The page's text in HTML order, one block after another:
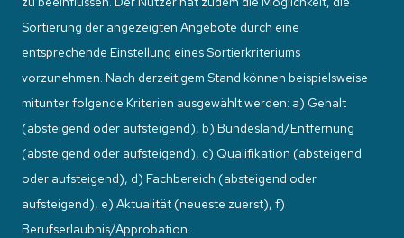
Sortierung der angezeigten Angebote durch eine
entsprechende Einstellung eines Sortierkriteriums
vorzunehmen. Nach derzeitigem Stand können beispielsweise
mitunter folgende Kriterien ausgewählt werden: a) Gehalt
(absteigend oder aufsteigend), b) Bundesland/Entfernung
(absteigend oder aufsteigend), c) Qualifikation (absteigend
oder aufsteigend), d) Fachbereich (absteigend oder
aufsteigend), e) Aktualität (neueste zuerst), f)
Berufserlaubnis/Approbation.